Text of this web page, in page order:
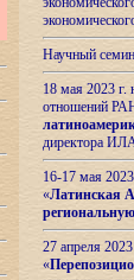
Научный
18 мая 2023
отношений
директора
16-17 мая
«Латинская
27 апреля
«